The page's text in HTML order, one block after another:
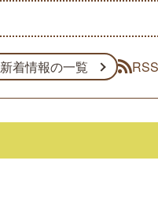
新着情報の一覧 RSS